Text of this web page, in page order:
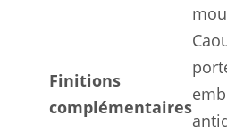
Finitions
complémentaires